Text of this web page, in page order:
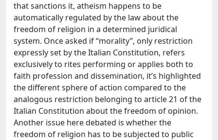
that sanctions it, atheism happens to be
automatically regulated by the law about the
freedom of religion in a determined juridical
system. Once asked if “morality”, only restriction
expressly set by the Italian Constitution, refers
exclusively to rites performing or applies both to
faith profession and dissemination, it’s highlighted
the different sphere of action compared to the
analogous restriction belonging to article 21 of the
Italian Constitution about the freedom of opinion.
Another issue here debated is whether the
freedom of religion has to be subjected to public